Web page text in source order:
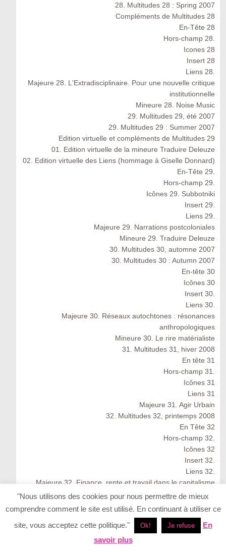
28. Multitudes 28 : Spring 2007
Compléments de Multitudes 28
En-Tête 28
Hors-champ 28.
Icones 28
Insert 28
Liens 28.
Majeure 28. L'Extradisciplinaire. Pour une nouvelle critique
institutionnelle
Mineure 28. Noise Music
29. Multitudes 29, été 2007
29. Multitudes 29 : Summer 2007
Edition virtuelle et compléments de Multitudes 29
01. Edition virtuelle de la mineure Traduire Deleuze
02. Edition virtuelle des Liens (hommage à Giselle Donnard)
En-Tête 29.
Hors-champ 29.
Icônes 29. Subbotniki
Insert 29.
Liens 29.
Majeure 29. Narrations postcoloniales
Mineure 29. Traduire Deleuze
30. Multitudes 30, automne 2007
30. Multitudes 30 : Autumn 2007
En-tête 30
Icônes 30
Insert 30.
Liens 30.
Majeure 30. Réseaux autochtones : résonances
anthropologiques
Mineure 30. Le rire matérialiste
31. Multitudes 31, hiver 2008
En tête 31
Hors-champ 31.
Icônes 31
Liens 31
Majeure 31. Agir Urbain
32. Multitudes 32, printemps 2008
En Tête 32
Hors-champ 32.
Icônes 32
Insert 32.
Liens 32.
Majeure 32. Finance, rente et travail dans le capitalisme
cognitif
Multitudes 32 : Spring 2008
33. Multitudes 33 : Summer 2008
"Nous utilisons des cookies pour nous permettre de mieux
comprendre comment le site est utilisé. En continuant à utiliser ce
site, vous acceptez cette politique."
Ok! Je refuse
En
savoir plus